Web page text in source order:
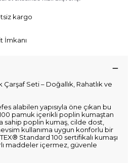
kargo
İmkanı
Çarşaf Seti – Doğallık, Rahatlık ve
alabilen yapısıyla öne çıkan bu
pamuk içerikli poplin kumaştan
sahip poplin kumaş, cilde dost,
kullanıma uygun konforlu bir
Standard 100 sertifikalı kumaşı
maddeler içermez, güvenle